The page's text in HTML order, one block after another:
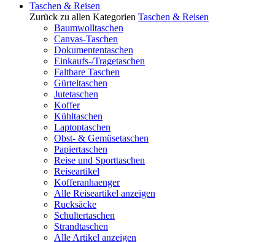
Taschen & Reisen
Zurück zu allen Kategorien Taschen & Reisen
Baumwolltaschen
Canvas-Taschen
Dokumententaschen
Einkaufs-/Tragetaschen
Faltbare Taschen
Gürteltaschen
Jutetaschen
Koffer
Kühltaschen
Laptoptaschen
Obst- & Gemüsetaschen
Papiertaschen
Reise und Sporttaschen
Reiseartikel
Kofferanhaenger
Alle Reiseartikel anzeigen
Rucksäcke
Schultertaschen
Strandtaschen
Alle Artikel anzeigen